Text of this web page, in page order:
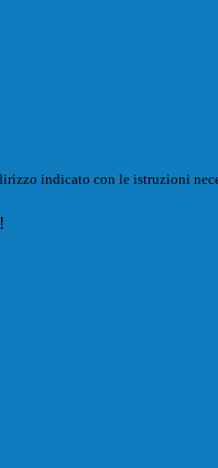
indicato con le istruzioni